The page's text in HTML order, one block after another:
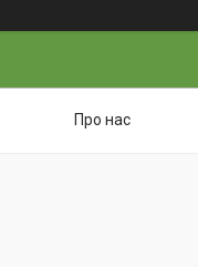
Про нас